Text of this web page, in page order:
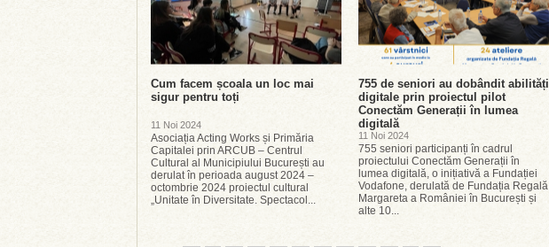
Cum facem școala un loc mai
sigur pentru toți
11 Noi 2024
Asociația Acting Works și Primăria
Capitalei prin ARCUB – Centrul
Cultural al Municipiului București au
derulat în perioada august 2024 –
octombrie 2024 proiectul cultural
„Unitate în Diversitate. Spectacol...
755 de seniori au dobândit abilități
digitale prin proiectul pilot
Conectăm Generații în lumea
digitală
11 Noi 2024
755 seniori participanți în cadrul
proiectului Conectăm Generații în
lumea digitală, o inițiativă a Fundației
Vodafone, derulată de Fundația Regală
Margareta a României în București și
alte 10...